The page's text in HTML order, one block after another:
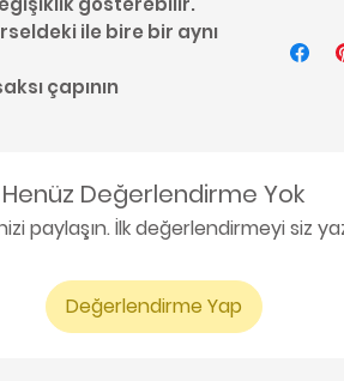
ile bire bir aynı
çapının
Henüz Değerlendirme Yok
paylaşın. İlk değerlendirmeyi siz
Değerlendirme Yap